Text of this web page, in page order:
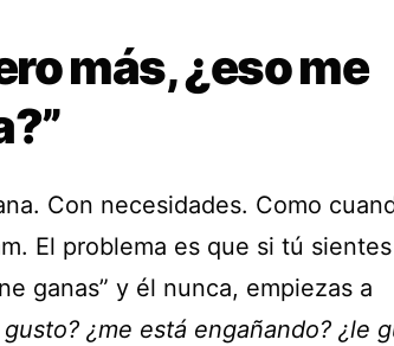
más, ¿eso me
Con necesidades. Como
El problema es que si tú
ganas” y él nunca, empiezas a
¿me está engañando? ¿le